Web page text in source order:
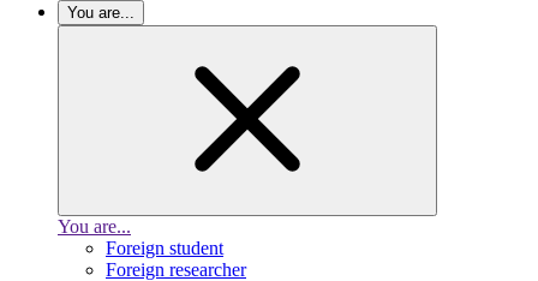
You are...
You are...
Foreign student
Foreign researcher